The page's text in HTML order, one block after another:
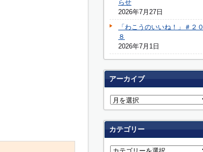
らせ
2026年7月27日
「わこうのいいね！」＃２０
８
2026年7月1日
アーカイブ
カテゴリー